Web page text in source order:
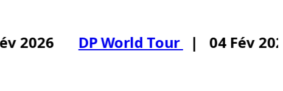
2026 DP World Tour| 04 Fév